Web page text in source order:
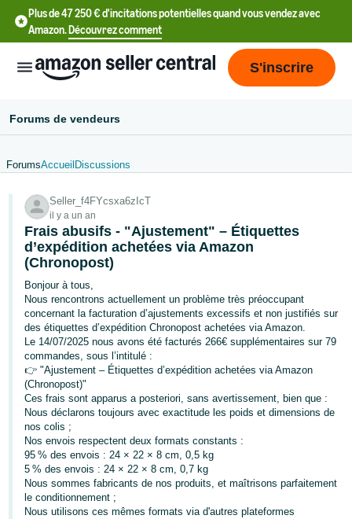
Plus de 47 250 € d'incitations potentielles quand vous vendez avec
Amazon.Découvrez comment
Français
文
-
CN
中
文
-
TW
Deutsch
- DE
Français
- FR
Italiano
- IT
S'inscrire
Forums de vendeurs
ForumsAccueil Discussions
Seller_f4FYcsxa6zIcT
il y a un an
Frais abusifs - "Ajustement" – Étiquettes
d’expédition achetées via Amazon
(Chronopost)
Bonjour à tous,
Nous rencontrons actuellement un problème très préoccupant
concernant la facturation d’ajustements excessifs et non justifiés sur
des étiquettes d’expédition Chronopost achetées via Amazon.
Le 14/07/2025 nous avons été facturés 266€ supplémentaires sur 79
commandes, sous l’intitulé :
👉 "Ajustement – Étiquettes d’expédition achetées via Amazon
(Chronopost)"
Ces frais sont apparus a posteriori, sans avertissement, bien que :
Nous déclarons toujours avec exactitude les poids et dimensions de
nos colis ;
Nos envois respectent deux formats constants :
95 % des envois : 24 × 22 × 8 cm, 0,5 kg
5 % des envois : 24 × 22 × 8 cm, 0,7 kg
Nous sommes fabricants de nos produits, et maîtrisons parfaitement
le conditionnement ;
Nous utilisons ces mêmes formats via d'autres plateformes